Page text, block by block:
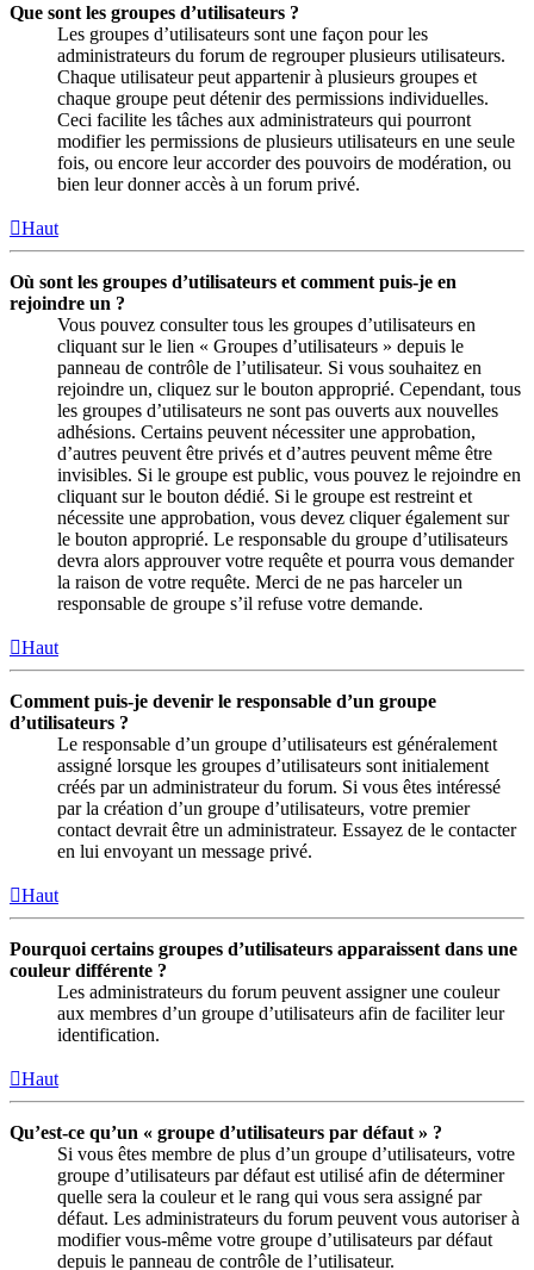
Que sont les groupes d’utilisateurs ?
Les groupes d’utilisateurs sont une façon pour les
administrateurs du forum de regrouper plusieurs utilisateurs.
Chaque utilisateur peut appartenir à plusieurs groupes et
chaque groupe peut détenir des permissions individuelles.
Ceci facilite les tâches aux administrateurs qui pourront
modifier les permissions de plusieurs utilisateurs en une seule
fois, ou encore leur accorder des pouvoirs de modération, ou
bien leur donner accès à un forum privé.
Haut
Où sont les groupes d’utilisateurs et comment puis-je en
rejoindre un ?
Vous pouvez consulter tous les groupes d’utilisateurs en
cliquant sur le lien « Groupes d’utilisateurs » depuis le
panneau de contrôle de l’utilisateur. Si vous souhaitez en
rejoindre un, cliquez sur le bouton approprié. Cependant, tous
les groupes d’utilisateurs ne sont pas ouverts aux nouvelles
adhésions. Certains peuvent nécessiter une approbation,
d’autres peuvent être privés et d’autres peuvent même être
invisibles. Si le groupe est public, vous pouvez le rejoindre en
cliquant sur le bouton dédié. Si le groupe est restreint et
nécessite une approbation, vous devez cliquer également sur
le bouton approprié. Le responsable du groupe d’utilisateurs
devra alors approuver votre requête et pourra vous demander
la raison de votre requête. Merci de ne pas harceler un
responsable de groupe s’il refuse votre demande.
Haut
Comment puis-je devenir le responsable d’un groupe
d’utilisateurs ?
Le responsable d’un groupe d’utilisateurs est généralement
assigné lorsque les groupes d’utilisateurs sont initialement
créés par un administrateur du forum. Si vous êtes intéressé
par la création d’un groupe d’utilisateurs, votre premier
contact devrait être un administrateur. Essayez de le contacter
en lui envoyant un message privé.
Haut
Pourquoi certains groupes d’utilisateurs apparaissent dans une
couleur différente ?
Les administrateurs du forum peuvent assigner une couleur
aux membres d’un groupe d’utilisateurs afin de faciliter leur
identification.
Haut
Qu’est-ce qu’un « groupe d’utilisateurs par défaut » ?
Si vous êtes membre de plus d’un groupe d’utilisateurs, votre
groupe d’utilisateurs par défaut est utilisé afin de déterminer
quelle sera la couleur et le rang qui vous sera assigné par
défaut. Les administrateurs du forum peuvent vous autoriser à
modifier vous-même votre groupe d’utilisateurs par défaut
depuis le panneau de contrôle de l’utilisateur.